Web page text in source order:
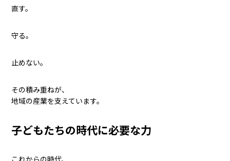
直す。
守る。
止めない。
その積み重ねが、
地域の産業を支えています。
子どもたちの時代に必要な力
これからの時代、